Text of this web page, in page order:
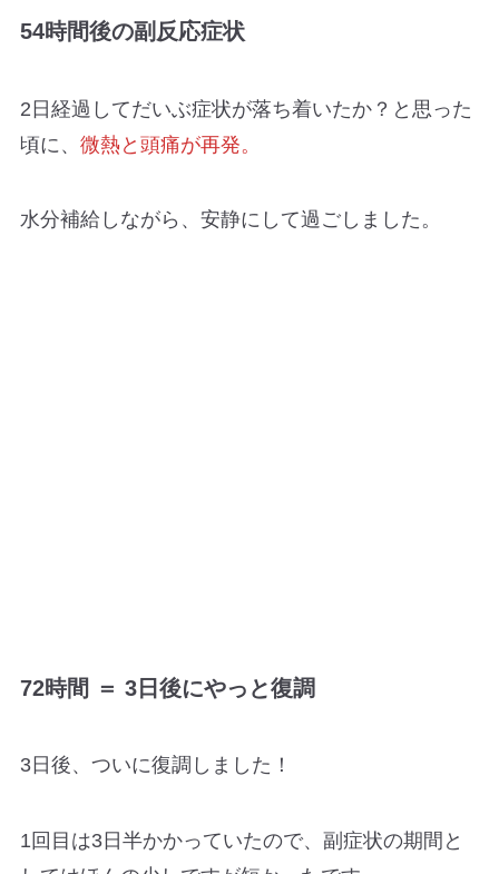
54時間後の副反応症状
2日経過してだいぶ症状が落ち着いたか？と思った
頃に、 微熱と頭痛が再発。
水分補給しながら、安静にして過ごしました。
72時間 ＝ 3日後にやっと復調
3日後、ついに復調しました！
1回目は3日半かかっていたので、副症状の期間と